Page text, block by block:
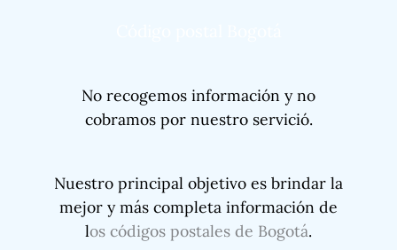
No recogemos información y no
cobramos por nuestro servició.
Nuestro principal objetivo es brindar la
mejor y más completa información de
los códigos postales de Bogotá.